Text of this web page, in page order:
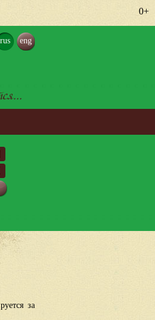
0+
rus eng
за